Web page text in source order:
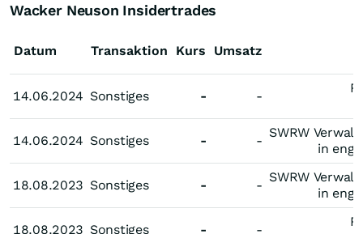
Wacker Neuson Insidertrades
Datum
14.06.2024
14.06.2024
18.08.2023
18.08.2023
Transaktion Kurs Umsatz
14.06.2024 Sonstiges - -
14.06.2024 Sonstiges - -
SWRW
in
18.08.2023 Sonstiges - -
SWRW
in
18.08.2023 Sonstiges - -